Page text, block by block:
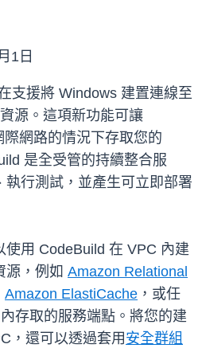
1日
支援將 Windows 建置連線至
資源。這項新功能可讓
網路的情況下存取您的
是全受管的持續整合服
執行測試，並產生可立即部署
使用 CodeBuild 在 VPC 內建
源，例如 Amazon Relational
Amazon ElastiCache ，或任
存取的服務端點。將您的建
，還可以透過套用 安全群組